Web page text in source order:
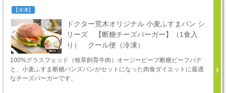
【冷凍】
ドクター荒木オリジナル 小麦ふすまパン シ
リーズ 【断糖チーズバーガー】（1食入
り） クール便（冷凍）
100%グラスフェッド（牧草飼育牛肉）オージービーフ断糖ビーフパテ
と、小麦ふすま断糖バンズパンがセットになった肉食ダイエットに最適
なチーズバーガーです。